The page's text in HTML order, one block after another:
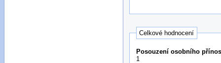
Celkové hodnocení
Posouzení osobního
1